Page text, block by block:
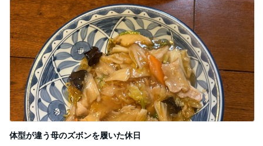
体型が違う母のズボンを履いた休日